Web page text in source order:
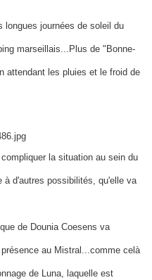
longues journées de soleil du
marseillais...Plus de "Bonne-
attendant les pluies et le froid de
la situation au sein du
à d'autres possibilités, qu'elle va
de Dounia Coesens va
au Mistral...comme celà
de Luna, laquelle est